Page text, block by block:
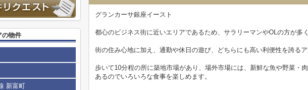
グランカーサ銀座イースト
都心のビジネス街に近いエリアであるため、サラリーマンやOLの方が多
街の住み心地に加え、通勤や休日の遊び、どちらにも高い利便性を誇る
歩いて10分程の所に築地市場があり、場外市場には、新鮮な魚や野菜・
あるのでいろいろな食事を楽しめます。
の物件
新富町